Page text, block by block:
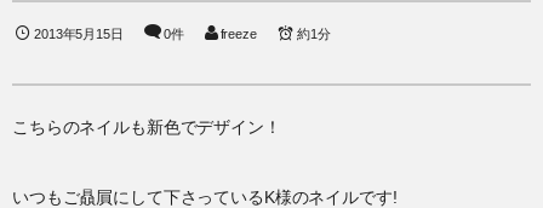
2013年5月15日 0件 freeze 約1分
こちらのネイルも新色でデザイン！
いつもご贔屓にして下さっているK様のネイルです!